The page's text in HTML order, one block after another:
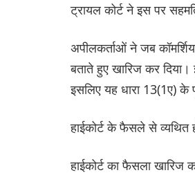
ट्रायल कोर्ट ने इस पर
अपीलकर्ताओं ने जब
बताते हुए खारिज कर
इसलिए यह धारा 13(1ए)
हाईकोर्ट के फैसले से व्यथित
हाईकोर्ट का फैसला खारिज